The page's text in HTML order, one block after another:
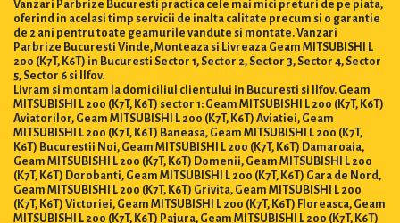
oferind in acelasi timp servicii de inalta calitate precum si o garantie
de 2 ani pentru toate geamurile vandute si montate. Vanzari
Parbrize Bucuresti Vinde, Monteaza si Livreaza Geam MITSUBISHI L
200 (K7T, K6T) in Bucuresti Sector 1, Sector 2, Sector 3, Sector 4, Sector
5, Sector 6 si Ilfov.
Livram si montam la domiciliul clientului in Bucuresti si Ilfov. Geam
MITSUBISHI L 200 (K7T, K6T) sector 1: Geam MITSUBISHI L 200 (K7T, K6T)
Aviatorilor, Geam MITSUBISHI L 200 (K7T, K6T) Aviatiei, Geam
MITSUBISHI L 200 (K7T, K6T) Baneasa, Geam MITSUBISHI L 200 (K7T,
K6T) Bucurestii Noi, Geam MITSUBISHI L 200 (K7T, K6T) Damaroaia,
Geam MITSUBISHI L 200 (K7T, K6T) Domenii, Geam MITSUBISHI L 200
(K7T, K6T) Dorobanti, Geam MITSUBISHI L 200 (K7T, K6T) Gara de Nord,
Geam MITSUBISHI L 200 (K7T, K6T) Grivita, Geam MITSUBISHI L 200
(K7T, K6T) Victoriei, Geam MITSUBISHI L 200 (K7T, K6T) Floreasca, Geam
MITSUBISHI L 200 (K7T, K6T) Pajura, Geam MITSUBISHI L 200 (K7T, K6T)